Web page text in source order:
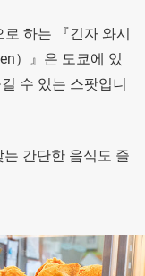
하는 『긴자 와시
）』은 도쿄에 있
수 있는 스팟입니
간단한 음식도 즐